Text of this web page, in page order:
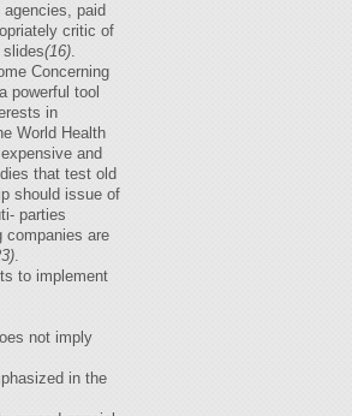
paid
critic of
(16).
Concerning
powerful tool
in
World Health
and
that test old
should issue of
parties
companies are
.
to implement
not imply
in the